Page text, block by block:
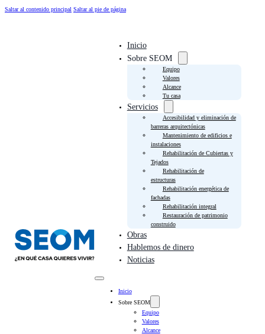
Saltar al contenido principal Saltar al pie de página
Inicio
Sobre SEOM
Equipo
Valores
Alcance
Tu casa
Servicios
Accesibilidad y eliminación de
barreras arquitectónicas
Mantenimiento de edificios e
instalaciones
Rehabilitación de Cubiertas y
Tejados
Rehabilitación de
estructuras
Rehabilitación energética de
fachadas
Rehabilitación integral
Restauración de patrimonio
construido
Obras
Hablemos de dinero
Noticias
Inicio
Sobre SEOM
Equipo
Valores
Alcance